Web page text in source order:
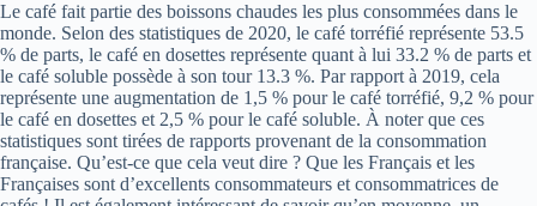
Le café fait partie des boissons chaudes les plus consommées dans le
monde. Selon des statistiques de 2020, le café torréfié représente 53.5
% de parts, le café en dosettes représente quant à lui 33.2 % de parts et
le café soluble possède à son tour 13.3 %. Par rapport à 2019, cela
représente une augmentation de 1,5 % pour le café torréfié, 9,2 % pour
le café en dosettes et 2,5 % pour le café soluble. À noter que ces
statistiques sont tirées de rapports provenant de la consommation
française. Qu’est-ce que cela veut dire ? Que les Français et les
Françaises sont d’excellents consommateurs et consommatrices de